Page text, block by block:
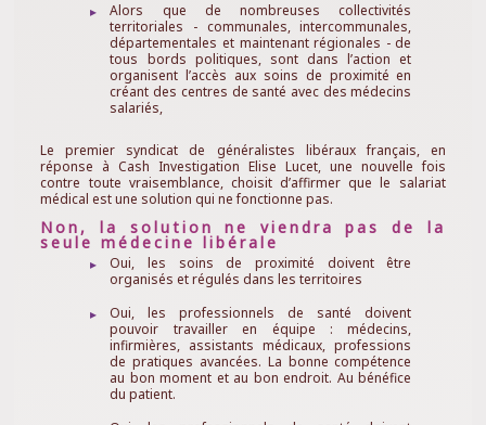
Alors que de nombreuses collectivités
territoriales - communales, intercommunales,
départementales et maintenant régionales - de
tous bords politiques, sont dans l’action et
organisent l’accès aux soins de proximité en
créant des centres de santé avec des médecins
salariés,
Le premier syndicat de généralistes libéraux français, en
réponse à Cash Investigation Elise Lucet, une nouvelle fois
contre toute vraisemblance, choisit d’affirmer que le salariat
médical est une solution qui ne fonctionne pas.
Non, la solution ne viendra pas de la
seule médecine libérale
Oui, les soins de proximité doivent être
organisés et régulés dans les territoires
Oui, les professionnels de santé doivent
pouvoir travailler en équipe : médecins,
infirmières, assistants médicaux, professions
de pratiques avancées. La bonne compétence
au bon moment et au bon endroit. Au bénéfice
du patient.